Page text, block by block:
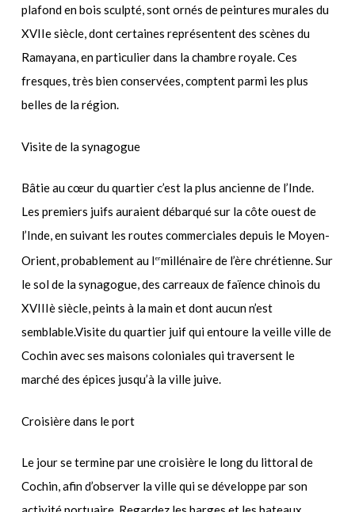
plafond en bois sculpté, sont ornés de peintures murales du
XVIIe siècle, dont certaines représentent des scènes du
Ramayana, en particulier dans la chambre royale. Ces
fresques, très bien conservées, comptent parmi les plus
belles de la région.
Visite de la synagogue
Bâtie au cœur du quartier c’est la plus ancienne de l’Inde.
Les premiers juifs auraient débarqué sur la côte ouest de
l’Inde, en suivant les routes commerciales depuis le Moyen-
Orient, probablement au Iermillénaire de l’ère chrétienne. Sur
le sol de la synagogue, des carreaux de faïence chinois du
XVIIIè siècle, peints à la main et dont aucun n’est
semblable.Visite du quartier juif qui entoure la veille ville de
Cochin avec ses maisons coloniales qui traversent le
marché des épices jusqu’à la ville juive.
Croisière dans le port
Le jour se termine par une croisière le long du littoral de
Cochin, afin d’observer la ville qui se développe par son